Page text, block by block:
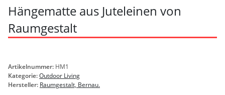
Hängematte aus Juteleinen von
Raumgestalt
Artikelnummer: HM1
Kategorie:Outdoor Living
Hersteller: Raumgestalt, Bernau.